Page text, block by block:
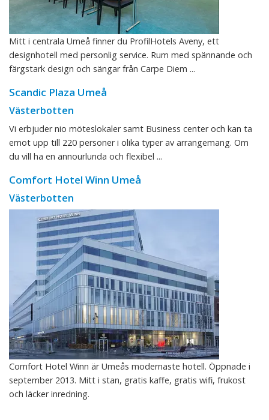
Mitt i centrala Umeå finner du ProfilHotels Aveny, ett
designhotell med personlig service. Rum med spännande och
färgstark design och sängar från Carpe Diem ...
Scandic Plaza Umeå
Västerbotten
Vi erbjuder nio möteslokaler samt Business center och kan ta
emot upp till 220 personer i olika typer av arrangemang. Om
du vill ha en annourlunda och flexibel ...
Comfort Hotel Winn Umeå
Västerbotten
Comfort Hotel Winn är Umeås modernaste hotell. Öppnade i
september 2013. Mitt i stan, gratis kaffe, gratis wifi, frukost
och läcker inredning.